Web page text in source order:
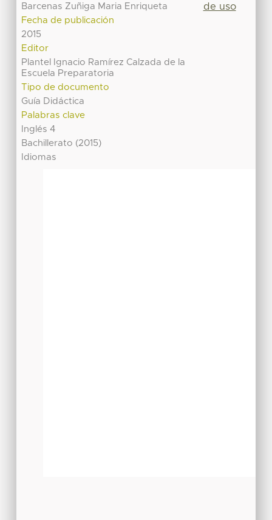
Barcenas Zuñiga Maria Enriqueta
Fecha de publicación
2015
Editor
Plantel Ignacio Ramírez Calzada de la
Escuela Preparatoria
Tipo de documento
Guía Didáctica
Palabras clave
Inglés 4
Bachillerato (2015)
Idiomas
de uso